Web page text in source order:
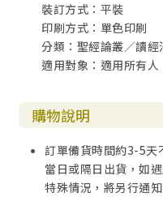
認識聖經的最終目的
恩。如同保羅寫給提摩
明白聖經，這聖經能使
（提後三15）
＝＝＝＝＝
§概要說明§
◎格式：31章，915節。
裝訂方式：平裝
印刷方式：單色印刷
分類：聖經論叢／讀經
適用對象：適用所有人
購物說明
訂單備貨時間約3-5天
當日或隔日出貨，如
特殊情況，將另行通